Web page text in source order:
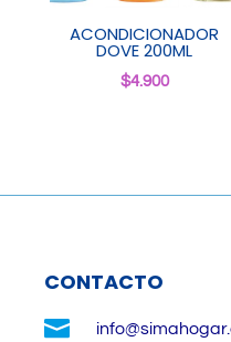
ACONDICIONADOR
DOVE 200ML
$4.900
CONTACTO
